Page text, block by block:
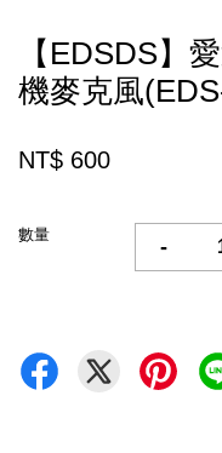
【EDSDS】
機麥克風
NT$ 600
數量
-